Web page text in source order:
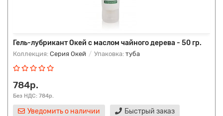
Гель-лубрикант Окей с маслом чайного дерева - 50 гр.
Коллекция: Серия Окей Упаковка: туба
784р.
Без НДС: 784р.
Уведомить о наличии Быстрый заказ